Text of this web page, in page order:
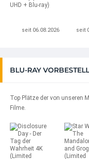
seit 06.08.2026 seit
BLU-RAY
Top Plätze der von unseren
Filme.